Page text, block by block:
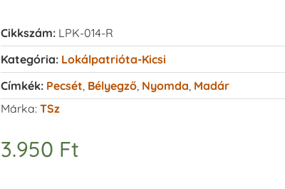
Cikkszám: LPK-014-R
Kategória: Lokálpatrióta-Kicsi
Címkék: Pecsét Bélyegző, Nyomda Madár
Márka: TSz
3.950 Ft